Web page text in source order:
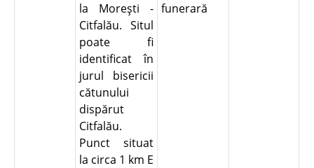
la Moreşti -
Citfalău. Situl
poate fi
identificat în
jurul bisericii
cătunului
dispărut
Citfalău.
Punct situat
la circa 1 km E
funerară